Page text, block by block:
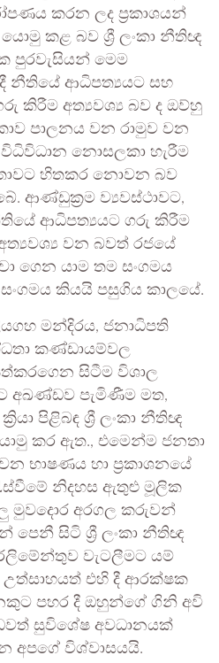
කරන ලද ප්‍රකාශයන්
කළ බව ශ්‍රී ලංකා නීතිඥ
පුරවැසියන් මෙම
නීතියේ ආධිපත්‍යයට සහ
කිරීම අත්‍යවශ්‍ය බව ද ඔව්හු
පාලනය වන රාමුව වන
නොසලකා හැරීම
හිතකර නොවන බව
ආණ්ඩුක්‍රම ව්‍යවස්ථාවට,
ආධිපත්‍යයට ගරු කිරීම
වන බවත් රජයේ
ගෙන යාම තම සංගමය
කියයි පසුගිය කාලයේ.
මන්දිරය, ජනාධිපති
කණ්ඩායම්වල
සිටීම විශාල
අඛණ්ඩව පැමිණීම මත,
පිළිබඳ ශ්‍රී ලංකා නීතිඥ
කර ඇත., එමෙන්ම ජනතා
භාෂණය හා ප්‍රකාශනයේ
නිදහස ඇතුළු මූලික
මුවදොර අරගල කරුවන්
පෙනී සිටි ශ්‍රී ලංකා නීතිඥ
වැටලීමට යම්
උත්සාහයත් එහි දී ආරක්ෂක
පහර දී ඔහුන්ගේ ගිනි අවි
සුවිශේෂ අවධානයක්
අපගේ විශ්වාසයයි.